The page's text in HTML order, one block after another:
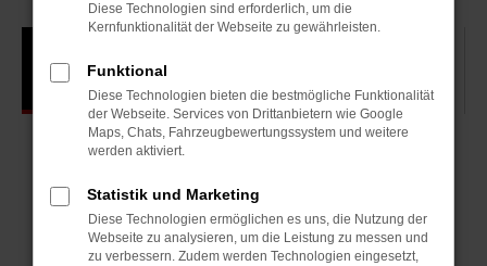
Diese Technologien sind erforderlich, um die
Kernfunktionalität der Webseite zu gewährleisten.
Funktional
Diese Technologien bieten die bestmögliche Funktionalität
der Webseite. Services von Drittanbietern wie Google
Maps, Chats, Fahrzeugbewertungssystem und weitere
werden aktiviert.
Statistik und Marketing
Diese Technologien ermöglichen es uns, die Nutzung der
Webseite zu analysieren, um die Leistung zu messen und
zu verbessern. Zudem werden Technologien eingesetzt,